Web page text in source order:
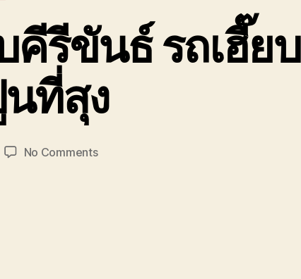
คีรีขันธ์ รถเฮี๊ยบ
ที่สุง
No Commentson